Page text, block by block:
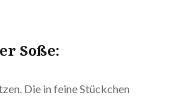
Soße:
Die in feine Stückchen